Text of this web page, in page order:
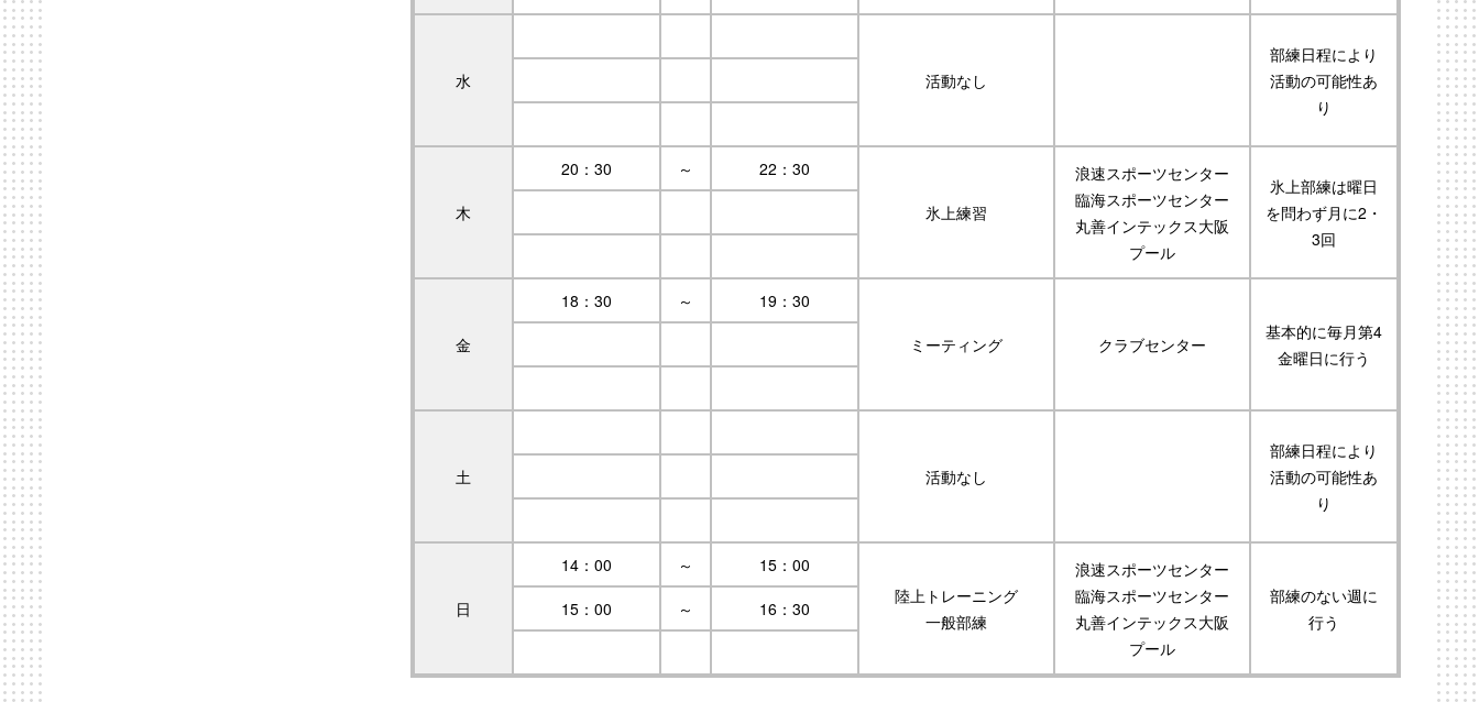
水 活動なし
部練日程により
活動の可能性あ
り
木
20：30 ～
22：30
氷上練習
浪速スポーツセンター
臨海スポーツセンター
丸善インテックス大阪
プール
氷上部練は曜日
を問わず月に2・
3回
金
18：30 ～
19：30
ミーティング
クラブセンター
基本的に毎月第4
金曜日に行う
土 活動なし
部練日程により
活動の可能性あ
り
日
14：00 ～
15：00
陸上トレーニング
一般部練
浪速スポーツセンター
臨海スポーツセンター
丸善インテックス大阪
プール
部練のない週に
行う
15：00 ～ 16：30